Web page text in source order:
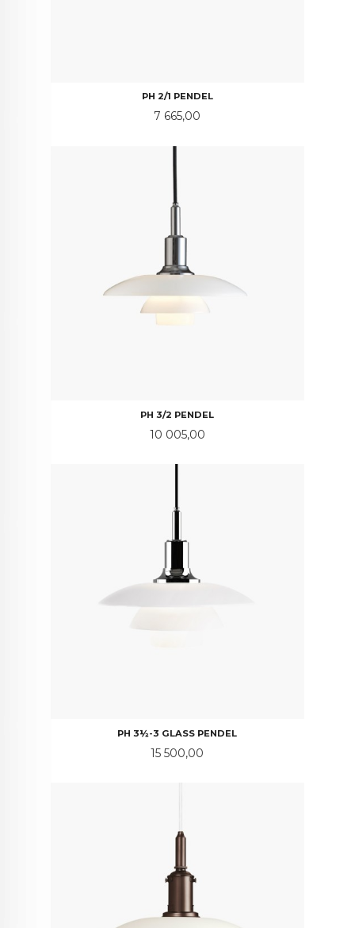
PH 2/1 PENDEL
Pris
7 665,00
PH 3/2 PENDEL
Pris
10 005,00
PH 3½-3 GLASS PENDEL
Pris
15 500,00